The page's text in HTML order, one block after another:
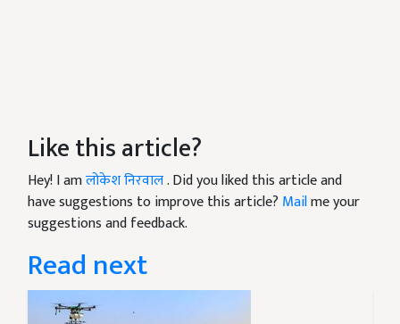
Like this article?
Hey! I amलोकेश निरवाल. Did you liked this article and
have suggestions to improve this article? Mailme your
suggestions and feedback.
Read next